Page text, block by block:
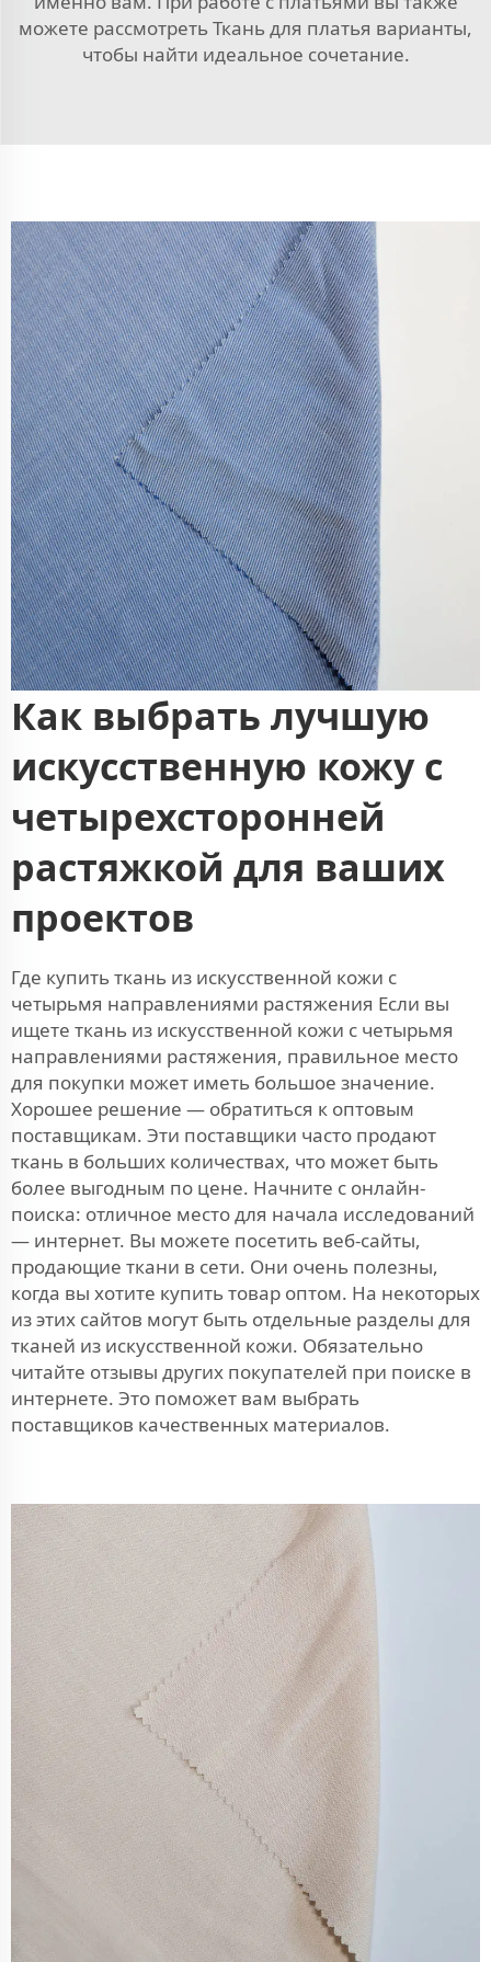
можете рассмотреть Ткань для платья варианты,
чтобы найти идеальное сочетание.
Как выбрать лучшую
искусственную кожу с
четырехсторонней
растяжкой для ваших
проектов
Где купить ткань из искусственной кожи с
четырьмя направлениями растяжения Если вы
ищете ткань из искусственной кожи с четырьмя
направлениями растяжения, правильное место
для покупки может иметь большое значение.
Хорошее решение — обратиться к оптовым
поставщикам. Эти поставщики часто продают
ткань в больших количествах, что может быть
более выгодным по цене. Начните с онлайн-
поиска: отличное место для начала исследований
— интернет. Вы можете посетить веб-сайты,
продающие ткани в сети. Они очень полезны,
когда вы хотите купить товар оптом. На некоторых
из этих сайтов могут быть отдельные разделы для
тканей из искусственной кожи. Обязательно
читайте отзывы других покупателей при поиске в
интернете. Это поможет вам выбрать
поставщиков качественных материалов.